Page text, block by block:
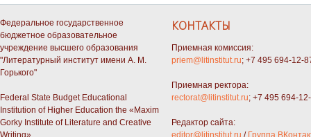
Федеральное государственное
бюджетное образовательное
учреждение высшего образования
"Литературный институт имени А. М.
Горького"
Federal State Budget Educational
Institution of Higher Education the «Maxim
Gorky Institute of Literature and Creative
Writing»
КОНТАКТЫ
Приемная комиссия:
priem@litinstitut.ru; +7 495 694-12-
Приемная ректора:
rectorat@litinstitut.ru; +7 495 694-
Редактор сайта:
editor@litinstitut.ru / Группа